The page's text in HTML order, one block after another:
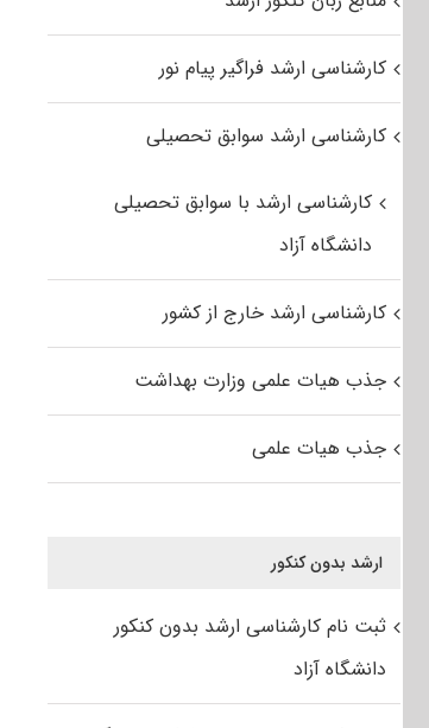
کارشناسی ارشد فراگیر پیام نور
کارشناسی ارشد سوابق تحصیلی
کارشناسی ارشد با سوابق تحصیلی
دانشگاه آزاد
کارشناسی ارشد خارج از کشور
جذب هیات علمی وزارت بهداشت
جذب هیات علمی
ارشد بدون کنکور
ثبت نام کارشناسی ارشد بدون کنکور
دانشگاه آزاد